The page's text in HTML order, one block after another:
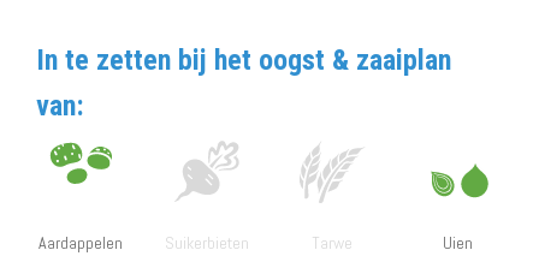
In te zetten bij het oogst & zaaiplan
van:
Aardappelen Suikerbieten Tarwe Uien